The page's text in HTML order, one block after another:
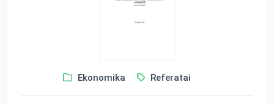
Ekonomika Referatai